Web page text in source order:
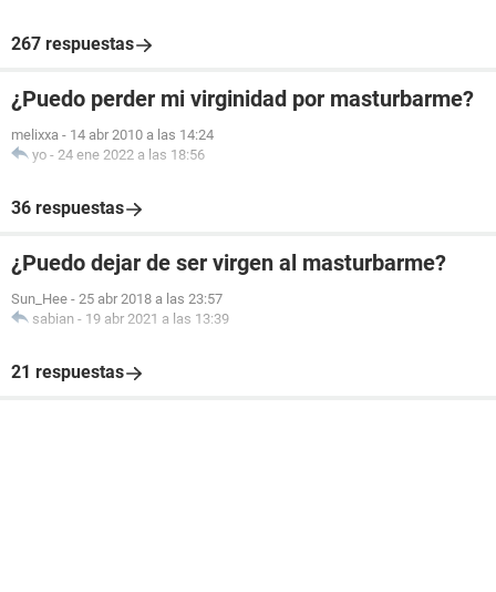
267 respuestas
¿Puedo perder mi virginidad por masturbarme?
melixxa - 14 abr 2010 a las 14:24
yo - 24 ene 2022 a las 18:56
36 respuestas
¿Puedo dejar de ser virgen al masturbarme?
Sun_Hee - 25 abr 2018 a las 23:57
sabian - 19 abr 2021 a las 13:39
21 respuestas